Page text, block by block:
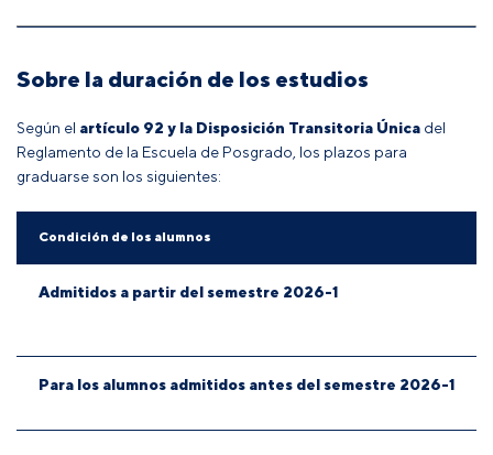
Sobre la duración de los estudios
Según el artículo 92 y la Disposición Transitoria Única del
Reglamento de la Escuela de Posgrado , los plazos para
graduarse son los siguientes:
Condición de los alumnos
Admitidos a partir del semestre 2026-1
Para los alumnos admitidos antes del semestre 2026-1